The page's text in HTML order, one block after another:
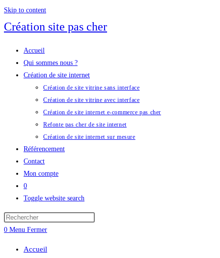
Skip to content
Création site pas cher
Accueil
Qui sommes nous ?
Création de site internet
Création de site vitrine sans interface
Création de site vitrine avec interface
Création de site internet e-commerce pas cher
Refonte pas cher de site internet
Création de site internet sur mesure
Référencement
Contact
Mon compte
0
Toggle website search
0 Menu Fermer
Accueil